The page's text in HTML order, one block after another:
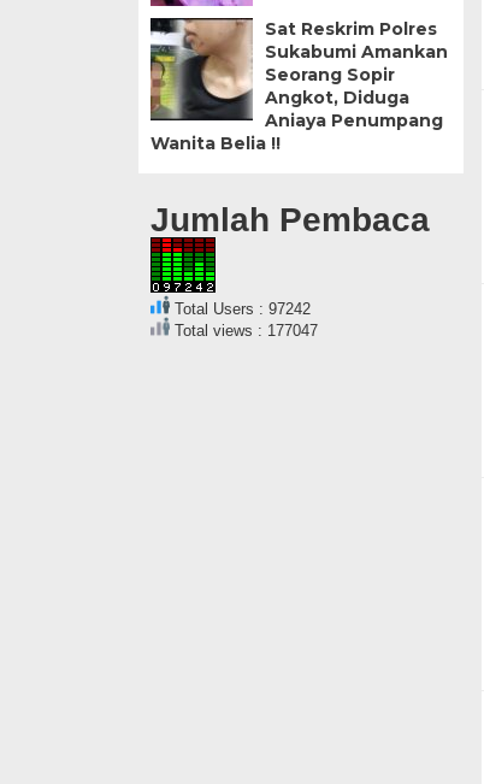
Sat Reskrim Polres
Sukabumi Amankan
Seorang Sopir
Angkot, Diduga
Aniaya Penumpang
Wanita Belia !!
Jumlah Pembaca
Total Users : 97242
Total views : 177047